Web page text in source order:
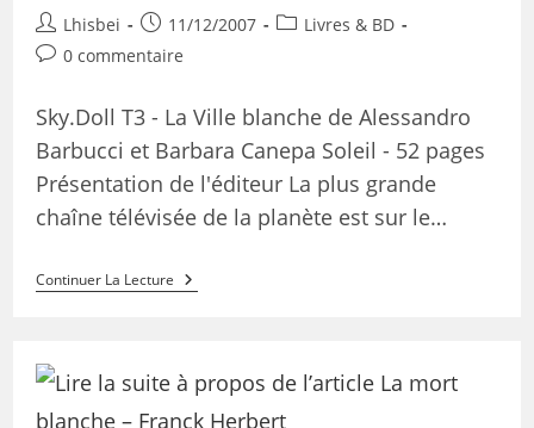
Lhisbei 11/12/2007
Livres & BD
0 commentaire
Sky.Doll T3 - La Ville blanche de Alessandro
Barbucci et Barbara Canepa Soleil - 52 pages
Présentation de l'éditeur La plus grande
chaîne télévisée de la planète est sur le…
Continuer La Lecture